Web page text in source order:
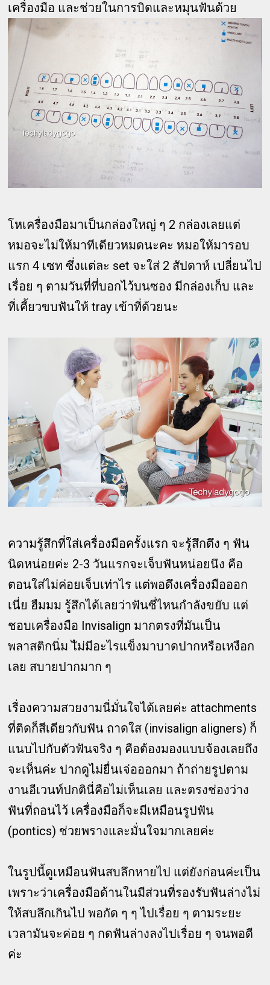
เครื่องมือ และช่วยในการบิดและหมุนฟันด้วย
โหเครื่องมือมาเป็นกล่องใหญ่ ๆ 2 กล่องเลยแต่
หมอจะไม่ให้มาทีเดียวหมดนะคะ หมอให้มารอบ
แรก 4 เซท ซึ่งแต่ละ set จะใส่ 2 สัปดาห์ เปลี่ยนไป
เรื่อย ๆ ตามวันที่ที่บอกไว้บนซอง มีกล่องเก็บ และ
ที่เคี้ยวขบฟันให้ tray เข้าที่ด้วยนะ
ความรู้สึกที่ใส่เครื่องมือครั้งแรก จะรู้สึกตึง ๆ ฟัน
นิดหน่อยค่ะ 2-3 วันแรกจะเจ็บฟันหน่อยนึง คือ
ตอนใส่ไม่ค่อยเจ็บเท่าไร แต่พอดึงเครื่องมือออก
เนี่ย ฮืมมม รู้สึกได้เลยว่าฟันซี่ไหนกำลังขยับ แต่
ชอบเครื่องมือ Invisalign มากตรงที่มันเป็น
พลาสติกนิ่ม ไัม่มีอะไรแข็งมาบาดปากหรือเหงือก
เลย สบายปากมาก ๆ
เรื่องความสวยงามนี่มั่นใจได้เลยค่ะ attachments
ที่ติดก็สีเดียวกับฟัน ถาดใส (invisalign aligners) ก็
แนบไปกับตัวฟันจริง ๆ คือต้องมองแบบจ้องเลยถึง
จะเห็นค่ะ ปากดูไม่ยื่นเจ่อออกมา ถ้าถ่ายรูปตาม
งานอีเวนท์ปกตินี่คือไม่เห็นเลย และตรงช่องว่าง
ฟันที่ถอนไว้ เครื่องมือก็จะมีเหมือนรูปฟัน
(pontics) ช่วยพรางและมั่นใจมากเลยค่ะ
ในรูปนี้ดูเหมือนฟันสบลึกหายไป แต่ยังก่อนค่ะเป็น
เพราะว่าเครื่องมือด้านในมีส่วนที่รองรับฟันล่างไม่
ให้สบลึกเกินไป พอกัด ๆ ๆ ไปเรื่อย ๆ ตามระยะ
เวลามันจะค่อย ๆ กดฟันล่างลงไปเรื่อย ๆ จนพอดี
ค่ะ